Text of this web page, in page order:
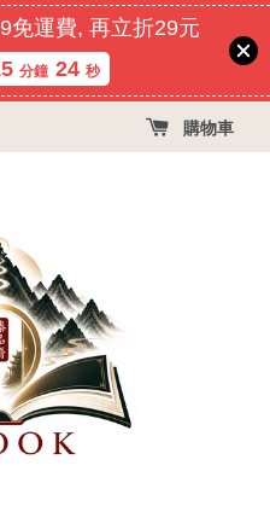
免運費, 再立折29元
分鐘 23 秒
購物車